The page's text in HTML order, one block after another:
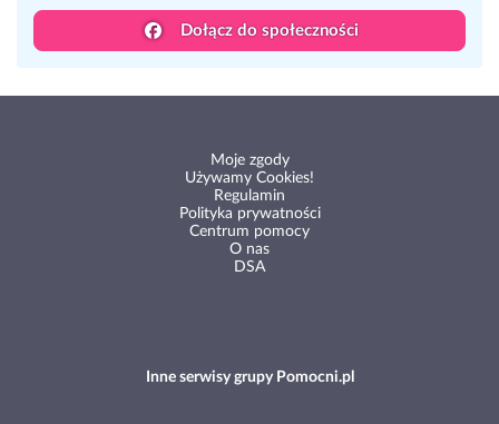
Dołącz do społeczności
Moje zgody
Używamy Cookies!
Regulamin
Polityka prywatności
Centrum pomocy
O nas
DSA
Inne serwisy grupy Pomocni.pl